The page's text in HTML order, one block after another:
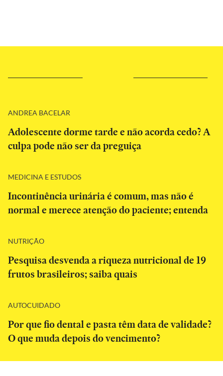
ANDREA BACELAR
Adolescente dorme tarde e não acorda cedo? A
culpa pode não ser da preguiça
MEDICINA E ESTUDOS
Incontinência urinária é comum, mas não é
normal e merece atenção do paciente; entenda
NUTRIÇÃO
Pesquisa desvenda a riqueza nutricional de 19
frutos brasileiros; saiba quais
AUTOCUIDADO
Por que fio dental e pasta têm data de validade?
O que muda depois do vencimento?